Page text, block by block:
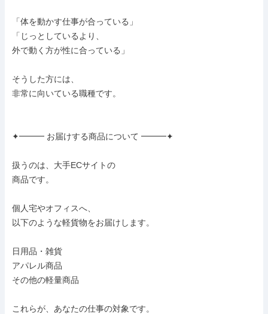
「体を動かす仕事が合っている」
「じっとしているより、
外で動く方が性に合っている」
そうした方には、
非常に向いている職種です。
✦━━━ お届けする商品について ━━━✦
扱うのは、大手ECサイトの
商品です。
個人宅やオフィスへ、
以下のような軽貨物をお届けします。
日用品・雑貨
アパレル商品
その他の軽量商品
これらが、あなたの仕事の対象です。